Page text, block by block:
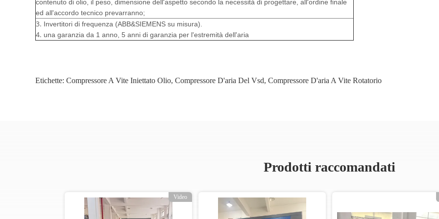
contenuto di olio, il peso, dimensione dell'aspetto secondo la necessità di progettare, all'ordine finale
ed all'accordo tecnico prevarranno;
3. Invertitori di frequenza (ABB&SIEMENS su misura).
4. una garanzia da 1 anno, 5 anni di garanzia per l'estremità dell'aria
Etichette: Compressore A Vite Iniettato Olio, Compressore D'aria Del Vsd, Compressore D'aria A Vite Rotatorio
Prodotti raccomandati
Video